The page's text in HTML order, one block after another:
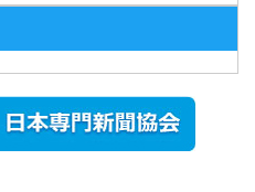
ォトスポッ
ト （8...